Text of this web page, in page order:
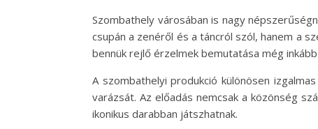
Szombathely városában is nagy
csupán a zenéről és a táncról szól, hanem a
bennük rejlő érzelmek bemutatása még
A szombathelyi produkció különösen
varázsát. Az előadás nemcsak a közönség
ikonikus darabban játszhatnak.